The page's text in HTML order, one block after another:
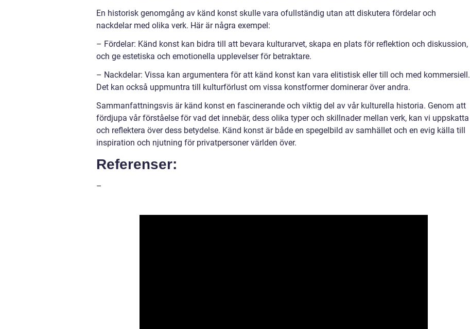
En historisk genomgång av känd konst skulle vara ofullständig utan att diskutera fördelar och
nackdelar med olika verk. Här är några exempel:
– Fördelar: Känd konst kan bidra till att bevara kulturarvet, skapa en plats för reflektion och diskussion,
och ge estetiska och emotionella upplevelser för betraktare.
– Nackdelar: Vissa kan argumentera för att känd konst kan vara elitistisk eller till och med kommersiell.
Det kan också uppmuntra till kulturförlust om vissa konstformer dominerar över andra.
Sammanfattningsvis är känd konst en fascinerande och viktig del av vår kulturella historia. Genom att
fördjupa vår förståelse för vad det innebär, dess olika typer och skillnader mellan verk, kan vi uppskatta
och reflektera över dess betydelse. Känd konst är både en spegelbild av samhället och en evig källa till
inspiration och njutning för privatpersoner världen över.
Referenser:
–